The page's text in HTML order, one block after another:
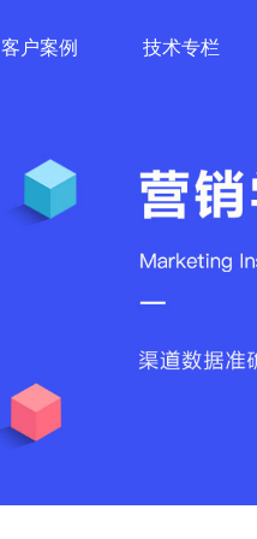
客户案例 技术专栏